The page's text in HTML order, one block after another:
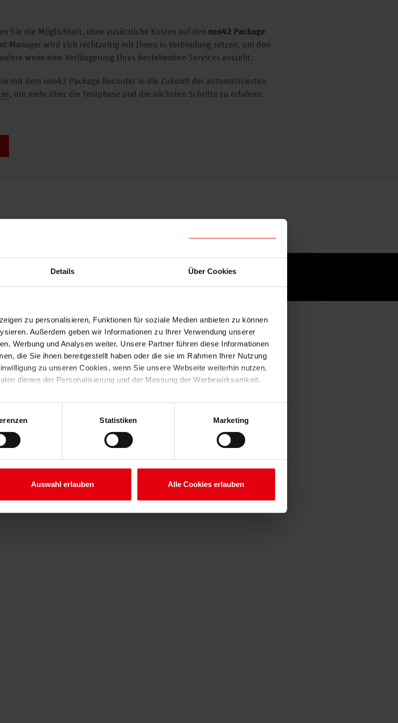
Details Über Cookies
zu personalisieren, Funktionen für soziale Medien anbieten zu können
Außerdem geben wir Informationen zu Ihrer Verwendung unserer
Werbung und Analysen weiter. Unsere Partner führen diese Informationen
die Sie ihnen bereitgestellt haben oder die sie im Rahmen Ihrer Nutzung
zu unseren Cookies, wenn Sie unsere Webseite weiterhin nutzen.
dienen der Personalisierung und der Messung der Werbewirksamkeit.
Statistiken Marketing
Auswahl erlauben Alle Cookies erlauben
Sie die Möglichkeit, ohne zusätzliche Kosten auf den neo42 Package
Manager wird sich rechtzeitig mit Ihnen in Verbindung setzen, um den
wenn eine Verlängerung Ihres bestehenden Services ansteht.
mit dem neo42 Package Recorder in die Zukunft der automatisierten
, um mehr über die Testphase und die nächsten Schritte zu erfahren.